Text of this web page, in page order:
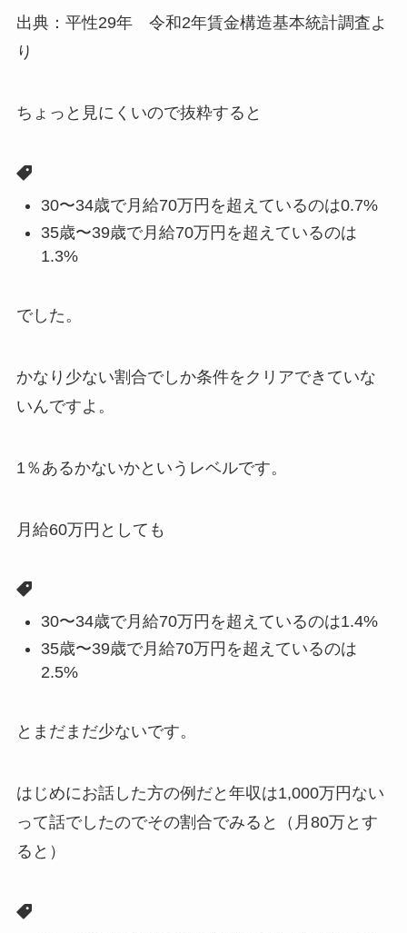
出典：平性29年 令和2年賃金構造基本統計調査よ
り
ちょっと見にくいので抜粋すると
30〜34歳で月給70万円を超えているのは0.7%
35歳〜39歳で月給70万円を超えているのは
1.3%
でした。
かなり少ない割合でしか条件をクリアできていな
いんですよ。
1％あるかないかというレベルです。
月給60万円としても
30〜34歳で月給70万円を超えているのは1.4%
35歳〜39歳で月給70万円を超えているのは
2.5%
とまだまだ少ないです。
はじめにお話した方の例だと年収は1,000万円ない
って話でしたのでその割合でみると（月80万とす
ると）